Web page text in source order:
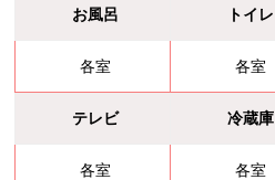
お風呂 トイレ
各室 各室
テレビ 冷蔵庫
各室 各室